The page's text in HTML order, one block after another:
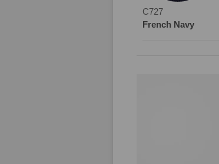
C727
French Navy